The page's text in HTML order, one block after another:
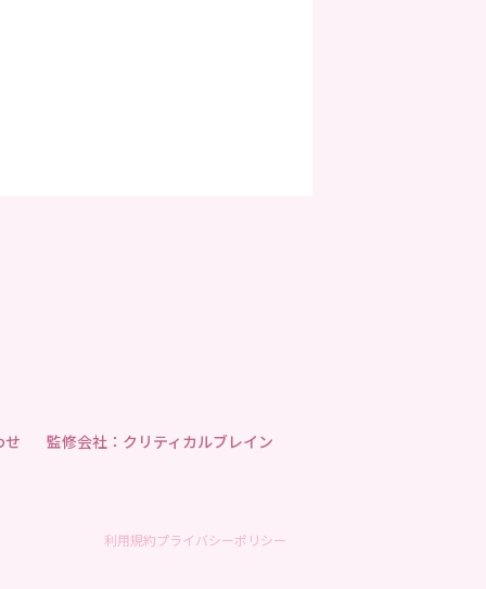
せ 監修会社：クリティカルブレイン
利用規約プライバシーポリシー